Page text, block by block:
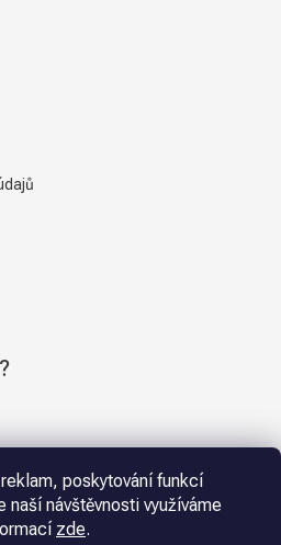
poskytování funkcí
návštěvnosti využíváme
zde.